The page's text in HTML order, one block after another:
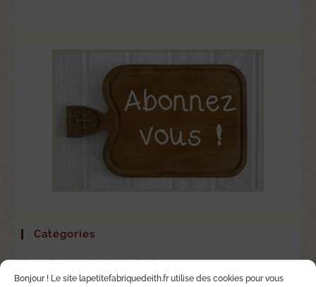
Bonjour ! Le site lapetitefabriquedeith.fr utilise des cookies pour vous
Catégories
Cosmétiques et astuces écolo